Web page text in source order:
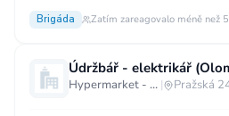
Brigáda Zatím zareagovalo méně než
Údržbář - elektrikář
Hypermarket - Olomouc | Pražská